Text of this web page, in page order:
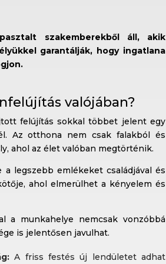
szakemberekből áll, akik
garantálják, hogy ingatlana
valójában?
felújítás sokkal többet jelent egy
Az otthona nem csak falakból és
ahol az élet valóban megtörténik.
legszebb emlékeket családjával és
ahol elmerülhet a kényelem és
a munkahelye nemcsak vonzóbbá
is jelentősen javulhat.
A friss festés új lendületet adhat